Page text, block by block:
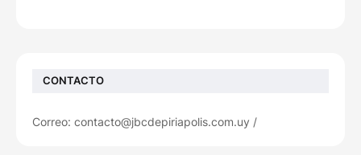
CONTACTO
Correo: contacto@jbcdepiriapolis.com.uy /